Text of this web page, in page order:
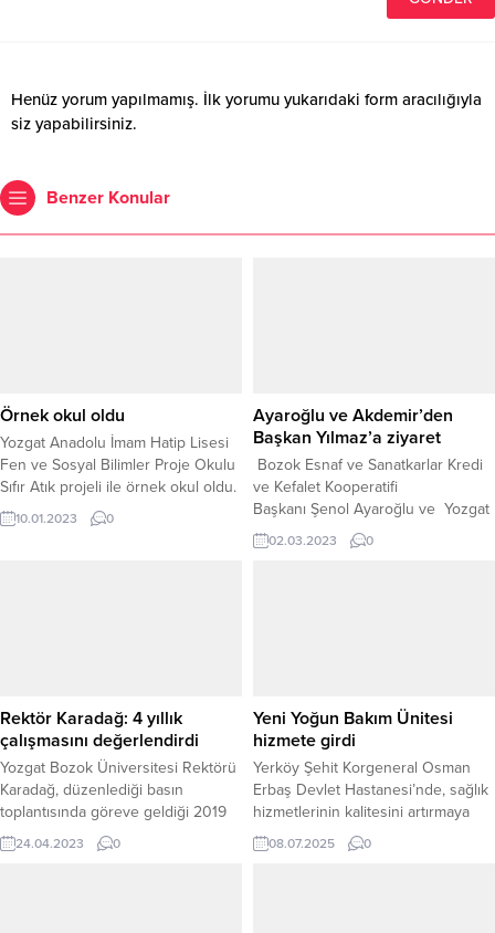
Henüz yorum yapılmamış. İlk yorumu yukarıdaki form aracılığıyla
siz yapabilirsiniz.
Benzer Konular
Örnek okul oldu
Yozgat Anadolu İmam Hatip Lisesi
Fen ve Sosyal Bilimler Proje Okulu
Sıfır Atık projeli ile örnek okul oldu.
10.01.2023 0
Ayaroğlu ve Akdemir’den
Başkan Yılmaz’a ziyaret
Bozok Esnaf ve Sanatkarlar Kredi
ve Kefalet Kooperatifi
Başkanı Şenol Ayaroğlu ve Yozgat
Bakkallar Esnaf Odası
Başkanı Mustafa Akdemir, DEVA
02.03.2023 0
Rektör Karadağ: 4 yıllık
çalışmasını değerlendirdi
Yozgat Bozok Üniversitesi Rektörü
Karadağ, düzenlediği basın
toplantısında göreve geldiği 2019
yılından bu yana yaptığı 4 yıllık
çalışmasını değerlendirdi
24.04.2023 0
Yeni Yoğun Bakım Ünitesi
hizmete girdi
Yerköy Şehit Korgeneral Osman
Erbaş Devlet Hastanesi’nde, sağlık
hizmetlerinin kalitesini artırmaya
yönelik önemli bir sağlık hizmeti
daha gerçekleştirdi. Hastane
08.07.2025 0